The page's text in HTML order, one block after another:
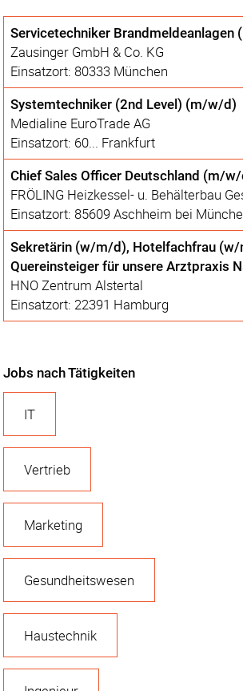
Servicetechniker Brandmeldeanlagen
Zausinger GmbH & Co. KG
Einsatzort: 80333 München
Systemtechniker (2nd Level) (m/w/d)
Medialine EuroTrade AG
Einsatzort: 60... Frankfurt
Chief Sales Officer Deutschland (m/
FRÖLING Heizkessel- u. Behälterbau
Einsatzort: 85609 Aschheim bei
Sekretärin (w/m/d), Hotelfachfrau
Quereinsteiger für unsere Arztpraxis
HNO Zentrum Alstertal
Einsatzort: 22391 Hamburg
Jobs nach Tätigkeiten
IT
Vertrieb
Marketing
Gesundheitswesen
Haustechnik